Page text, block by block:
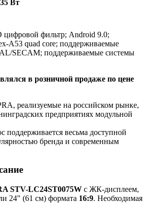
35 Вт
фильтр; Android 9.0;
A53 quad core; поддерживаемые
SECAM; поддерживаемые системы
в розничной продаже по цене
реализуемые на российском рынке,
предприятиях модульной
поддерживается весьма доступной
бренда и современным
STV-LC24ST0075W с ЖК-дисплеем,
24" (61 см) формата 16:9. Необходимая